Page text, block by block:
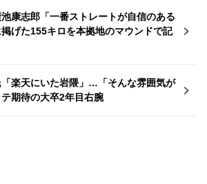
康志郎「一番ストレートが自信のある
げた155キロを本拠地のマウンドで記
「楽天にいた岩隈」…「そんな雰囲気が
期待の大卒2年目右腕